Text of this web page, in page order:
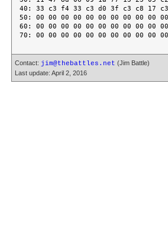
Contact: jim@thebattles.net (Jim Battle)
Last update: April 2, 2016